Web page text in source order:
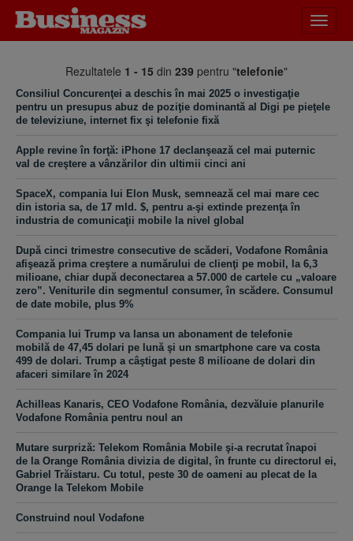
meniu
Rezultatele 1 - 15 din 239 pentru "telefonie"
Consiliul Concurenţei a deschis în mai 2025 o investigaţie
pentru un presupus abuz de poziţie dominantă al Digi pe pieţele
de televiziune, internet fix şi telefonie fixă
Apple revine în forţă: iPhone 17 declanşează cel mai puternic
val de creştere a vânzărilor din ultimii cinci ani
SpaceX, compania lui Elon Musk, semnează cel mai mare cec
din istoria sa, de 17 mld. $, pentru a-şi extinde prezenţa în
industria de comunicaţii mobile la nivel global
După cinci trimestre consecutive de scăderi, Vodafone România
afişează prima creştere a numărului de clienţi pe mobil, la 6,3
milioane, chiar după deconectarea a 57.000 de cartele cu „valoare
zero”. Veniturile din segmentul consumer, în scădere. Consumul
de date mobile, plus 9%
Compania lui Trump va lansa un abonament de telefonie
mobilă de 47,45 dolari pe lună şi un smartphone care va costa
499 de dolari. Trump a câştigat peste 8 milioane de dolari din
afaceri similare în 2024
Achilleas Kanaris, CEO Vodafone România, dezvăluie planurile
Vodafone România pentru noul an
Mutare surpriză: Telekom România Mobile şi-a recrutat înapoi
de la Orange România divizia de digital, în frunte cu directorul ei,
Gabriel Trăistaru. Cu totul, peste 30 de oameni au plecat de la
Orange la Telekom Mobile
Construind noul Vodafone